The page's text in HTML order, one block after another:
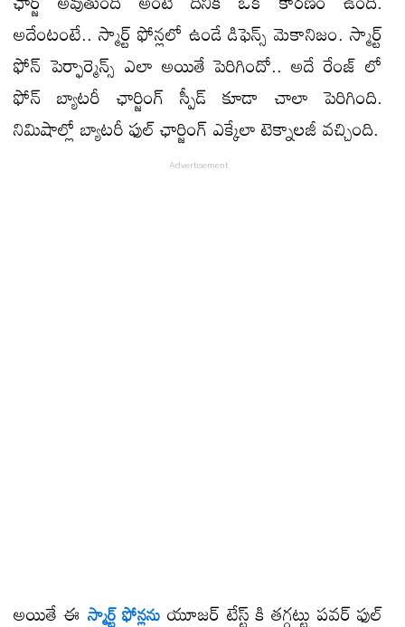
అదేంటంటే.. స్మార్ట్ ఫోన్లలో ఉండే డిఫెన్స్ మెకానిజం. స్మార్ట్
ఫోన్ పెర్ఫార్మెన్స్ ఎలా అయితే పెరిగిందో.. అదే రేంజ్ లో
ఫోన్ బ్యాటరీ ఛార్జింగ్ స్పీడ్ కూడా చాలా పెరిగింది.
నిమిషాల్లో బ్యాటరీ ఫుల్ ఛార్జింగ్ ఎక్కేలా టెక్నాలజీ వచ్చింది.
అయితే ఈ స్మార్ట్ ఫోన్లను యూజర్ టేస్ట్ కి తగ్గట్టు పవర్ ఫుల్